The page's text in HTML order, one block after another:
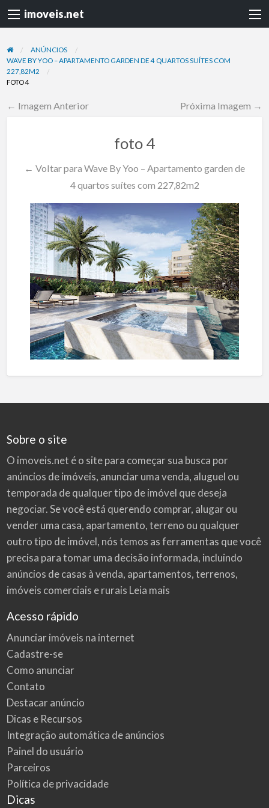
imoveis.net
ANÚNCIOS
WAVE BY YOO – APARTAMENTO GARDEN DE 4 QUARTOS SUÍTES COM
227,82M2
FOTO 4
← Imagem Anterior Próxima Imagem →
foto 4
← Voltar para Wave By Yoo – Apartamento garden de
4 quartos suítes com 227,82m2
Sobre o site
O imoveis.net é o site para começar sua busca por
anúncios de imóveis, anunciar uma venda, aluguel ou
temporada de qualquer tipo de imóvel que deseja
negociar. Se você está querendo comprar, alugar ou
vender uma casa, apartamento, terreno ou qualquer
outro tipo de imóvel, nós temos as ferramentas que você
precisa para tomar uma decisão informada, incluindo
anúncios de casas à venda, apartamentos, terrenos,
imóveis comerciais e rurais Leia mais
Acesso rápido
Anunciar imóveis na internet
Cadastre-se
Como anunciar
Contato
Destacar anúncio
Dicas e Recursos
Integração automática de anúncios
Painel do usuário
Parceiros
Política de privacidade
Dicas